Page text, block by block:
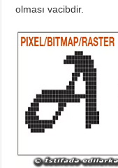
olması vacibdir.